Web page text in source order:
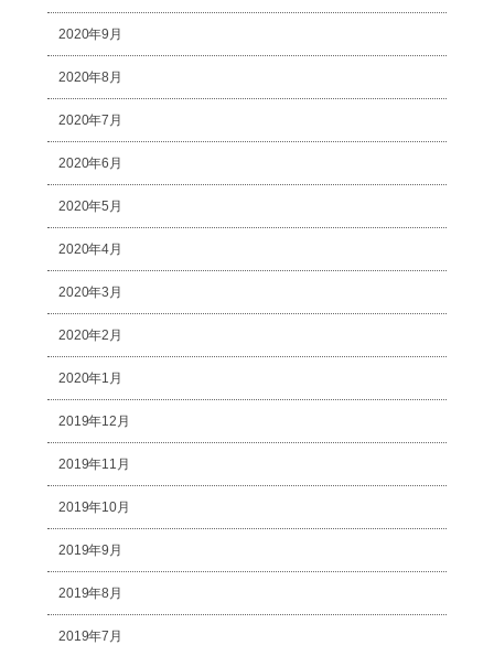
2020年9月
2020年8月
2020年7月
2020年6月
2020年5月
2020年4月
2020年3月
2020年2月
2020年1月
2019年12月
2019年11月
2019年10月
2019年9月
2019年8月
2019年7月